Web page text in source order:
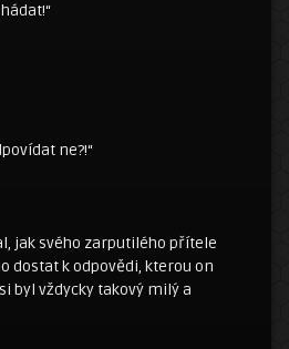
ne?!“
jak svého zarputilého přítele
dostat k odpovědi, kterou on
byl vždycky takový milý a